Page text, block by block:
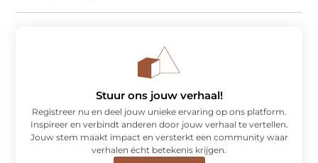
Stuur ons jouw verhaal!
Registreer nu en deel jouw unieke ervaring op ons platform.
Inspireer en verbindt anderen door jouw verhaal te vertellen.
Jouw stem maakt impact en versterkt een community waar
verhalen écht betekenis krijgen.